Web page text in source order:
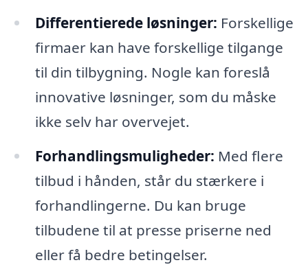
Differentierede løsninger: Forskellige
firmaer kan have forskellige tilgange
til din tilbygning. Nogle kan foreslå
innovative løsninger, som du måske
ikke selv har overvejet.
Forhandlingsmuligheder: Med flere
tilbud i hånden, står du stærkere i
forhandlingerne. Du kan bruge
tilbudene til at presse priserne ned
eller få bedre betingelser.